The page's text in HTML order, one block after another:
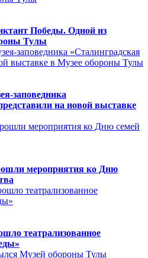
Победы. Одной из
Тулы
заповедника
на новой выставке
мероприятия ко Дню
театрализованное